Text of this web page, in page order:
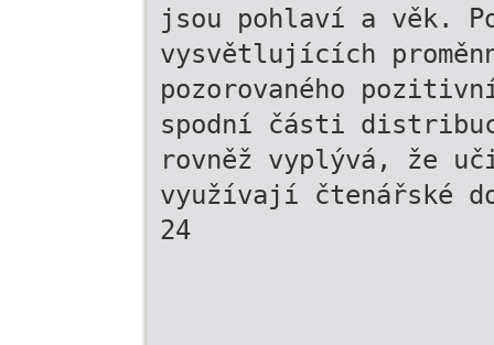
jsou pohlaví a věk.
vysvětlujících
pozorovaného
spodní části
rovněž vyplývá, že
využívají čtenářské
24